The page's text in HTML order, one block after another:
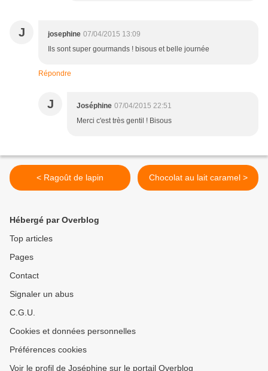
J josephine 07/04/2015 13:09
Ils sont super gourmands ! bisous et belle journée
Répondre
J Joséphine 07/04/2015 22:51
Merci c'est très gentil ! Bisous
< Ragoût de lapin Chocolat au lait caramel >
Hébergé par Overblog
Top articles
Pages
Contact
Signaler un abus
C.G.U.
Cookies et données personnelles
Préférences cookies
Voir le profil de Joséphine sur le portail Overblog